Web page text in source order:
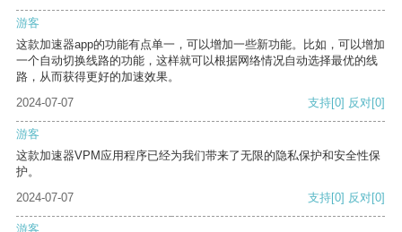
游客
这款加速器app的功能有点单一，可以增加一些新功能。比如，可以增加
一个自动切换线路的功能，这样就可以根据网络情况自动选择最优的线
路，从而获得更好的加速效果。
2024-07-07
支持[0] 反对[0]
游客
这款加速器VPM应用程序已经为我们带来了无限的隐私保护和安全性保
护。
2024-07-07
支持[0] 反对[0]
游客